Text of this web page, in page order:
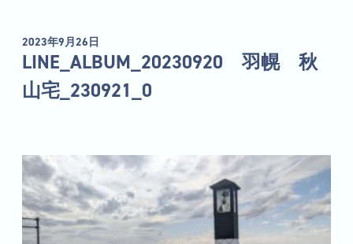
2023年9月26日
LINE_ALBUM_20230920 羽幌 秋
山宅_230921_0